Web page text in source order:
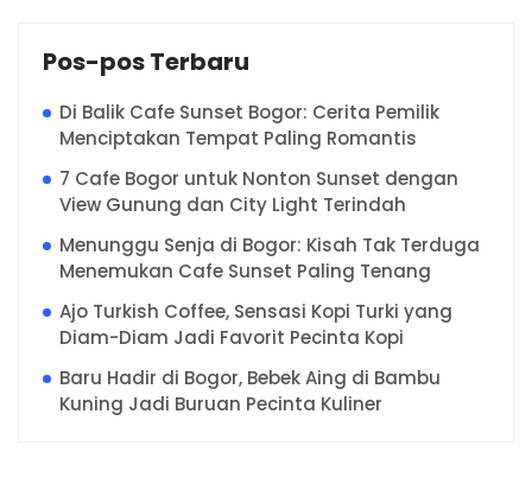
Pos-pos Terbaru
Di Balik Cafe Sunset Bogor: Cerita Pemilik
Menciptakan Tempat Paling Romantis
7 Cafe Bogor untuk Nonton Sunset dengan
View Gunung dan City Light Terindah
Menunggu Senja di Bogor: Kisah Tak Terduga
Menemukan Cafe Sunset Paling Tenang
Ajo Turkish Coffee, Sensasi Kopi Turki yang
Diam-Diam Jadi Favorit Pecinta Kopi
Baru Hadir di Bogor, Bebek Aing di Bambu
Kuning Jadi Buruan Pecinta Kuliner